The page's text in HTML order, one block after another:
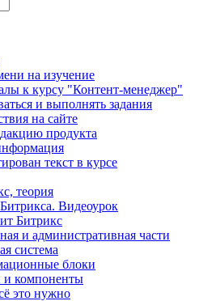
на изучение
к курсу "Контент-менеджер"
и выполнять задания
на сайте
продукта
текст в курсе
теория
Видеоурок
Битрикс
и административная части
система
блоки
компоненты
это нужно